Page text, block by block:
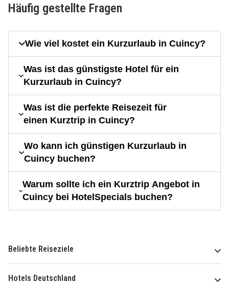
Häufig gestellte Fragen
Wie viel kostet ein Kurzurlaub in Cuincy?
Was ist das günstigste Hotel für ein
Kurzurlaub in Cuincy?
Was ist die perfekte Reisezeit für
einen Kurztrip in Cuincy?
Wo kann ich günstigen Kurzurlaub in
Cuincy buchen?
Warum sollte ich ein Kurztrip Angebot in
Cuincy bei HotelSpecials buchen?
Beliebte Reiseziele
Hotels Deutschland